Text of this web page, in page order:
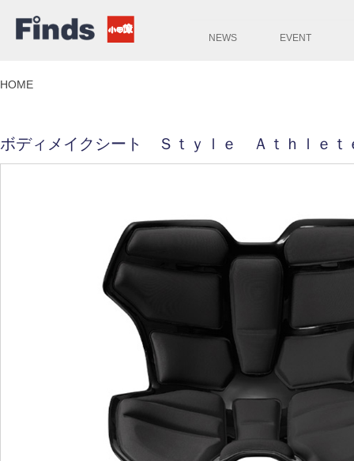
NEWS EVENT
HOME
ボディメイクシート Ｓｔｙｌｅ Ａｔｈｌｅ